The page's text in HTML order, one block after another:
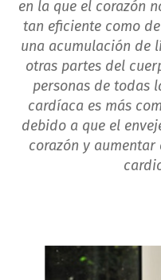
en la que el corazón
tan eficiente como
una acumulación de
otras partes del
personas de todas
cardíaca es más
debido a que el
corazón y